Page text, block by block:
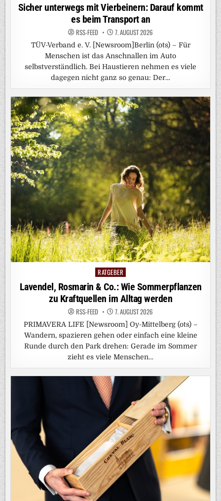
in
Sicher unterwegs mit Vierbeinern: Darauf kommt
es beim Transport an
RSS-FEED 7. AUGUST 2026
TÜV-Verband e. V. [Newsroom]Berlin (ots) – Für
Menschen ist das Anschnallen im Auto
selbstverständlich. Bei Haustieren nehmen es viele
dagegen nicht ganz so genau: Der…
Posted
in
RATGEBER
Lavendel, Rosmarin & Co.: Wie Sommerpflanzen
zu Kraftquellen im Alltag werden
RSS-FEED 7. AUGUST 2026
PRIMAVERA LIFE [Newsroom] Oy-Mittelberg (ots) –
Wandern, spazieren gehen oder einfach eine kleine
Runde durch den Park drehen: Gerade im Sommer
zieht es viele Menschen…